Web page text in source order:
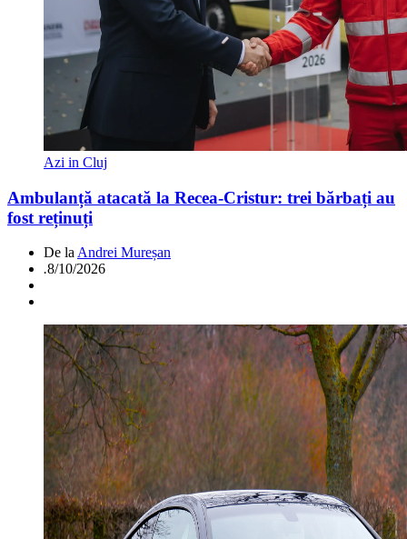
Azi in Cluj
Ambulanță atacată la Recea-Cristur: trei bărbați au
fost reținuți
De la Andrei Mureșan
.8/10/2026